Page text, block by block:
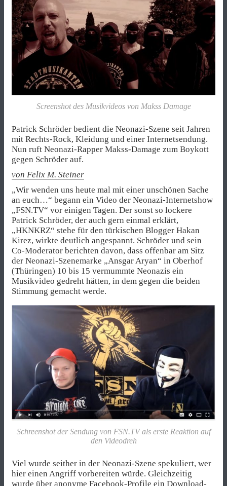
Screenshot des Musikvideos von Makss Damage
Patrick Schröder bedient die Neonazi-Szene seit Jahren
mit Rechts-Rock, Kleidung und einer Internetsendung.
Nun ruft Neonazi-Rapper Makss-Damage zum Boykott
gegen Schröder auf.
von Felix M. Steiner
„Wir wenden uns heute mal mit einer unschönen Sache
an euch…“ begann ein Video der Neonazi-Internetshow
„FSN.TV“ vor einigen Tagen. Der sonst so lockere
Patrick Schröder, der auch gern einmal erklärt,
„HKNKRZ“ stehe für den türkischen Blogger Hakan
Kirez, wirkte deutlich angespannt. Schröder und sein
Co-Moderator berichten davon, dass offenbar am Sitz
der Neonazi-Szenemarke „Ansgar Aryan“ in Oberhof
(Thüringen) 10 bis 15 vermummte Neonazis ein
Musikvideo gedreht hätten, in dem gegen die beiden
Stimmung gemacht werde.
Schreenshot der Sendung von FSN.TV als erste Reaktion auf
den Videodreh
Viel wurde seither in der Neonazi-Szene spekuliert, wer
hier einen Angriff vorbereiten würde. Gleichzeitig
wurde über anonyme Facebook-Profile ein Download-